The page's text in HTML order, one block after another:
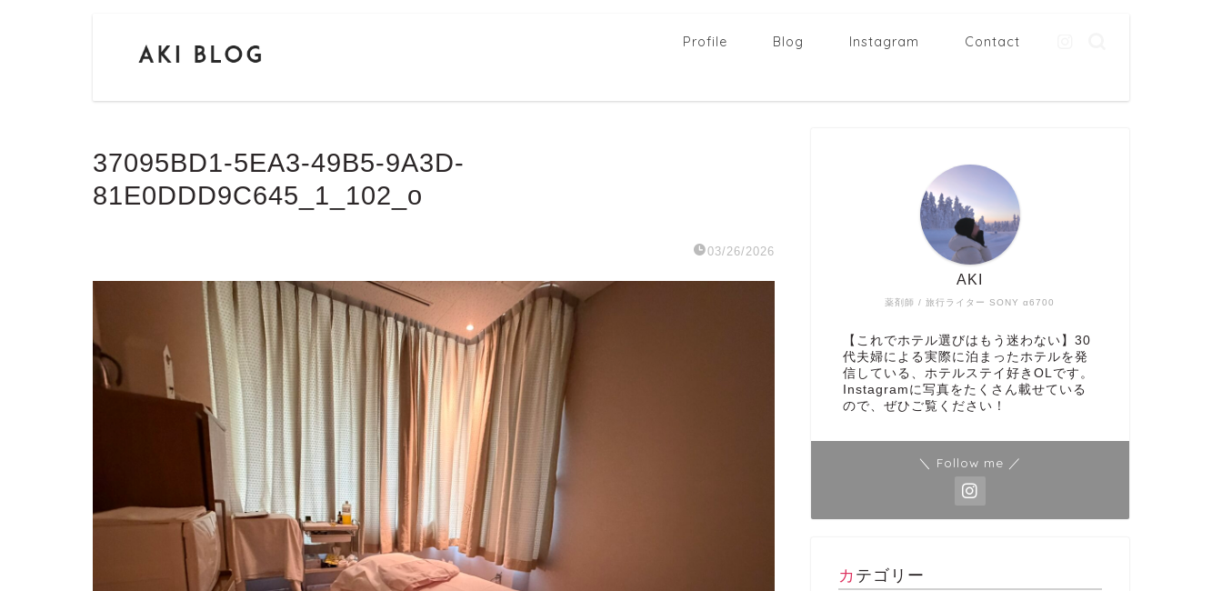
Profile Blog Instagram Contact
37095BD1-5EA3-49B5-9A3D-
81E0DDD9C645_1_102_o
03/26/2026
薬剤師 / 旅行ライター SONY α6700
AKI
【これでホテル選びはもう迷わない】30
代夫婦による実際に泊まったホテルを発
信している、ホテルステイ好きOLです。
Instagramに写真をたくさん載せている
ので、ぜひご覧ください！
＼ Follow me ／
カテゴリー